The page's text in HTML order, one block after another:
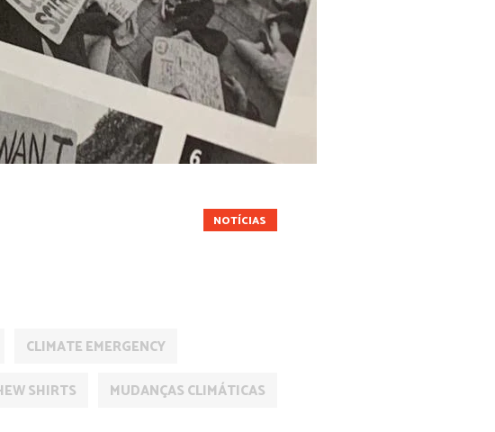
NOTÍCIAS
CLIMATE EMERGENCY
SHIRTS
MUDANÇAS CLIMÁTICAS